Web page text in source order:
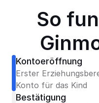
So
Kontoeröffnung
Erster
Konto für das Kind
Bestätigung